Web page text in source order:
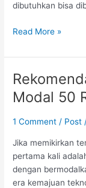
dibutuhkan bisa
Read More »
Modal 50
1 Comment / Post
Jika memikirkan
pertama kali
dengan
era kemajuan
Rekomendasi
Usaha
Rumahan
Ribu
Di
2022